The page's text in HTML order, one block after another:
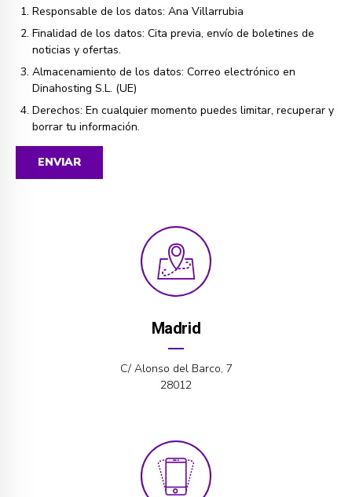
Responsable de los datos: Ana Villarrubia
Finalidad de los datos: Cita previa, envío de boletines de
noticias y ofertas.
Almacenamiento de los datos: Correo electrónico en
Dinahosting S.L. (UE)
Derechos: En cualquier momento puedes limitar, recuperar y
borrar tu información.
Madrid
C/ Alonso del Barco, 7
28012